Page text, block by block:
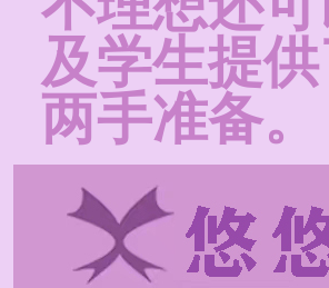
及学生提
两手准备。